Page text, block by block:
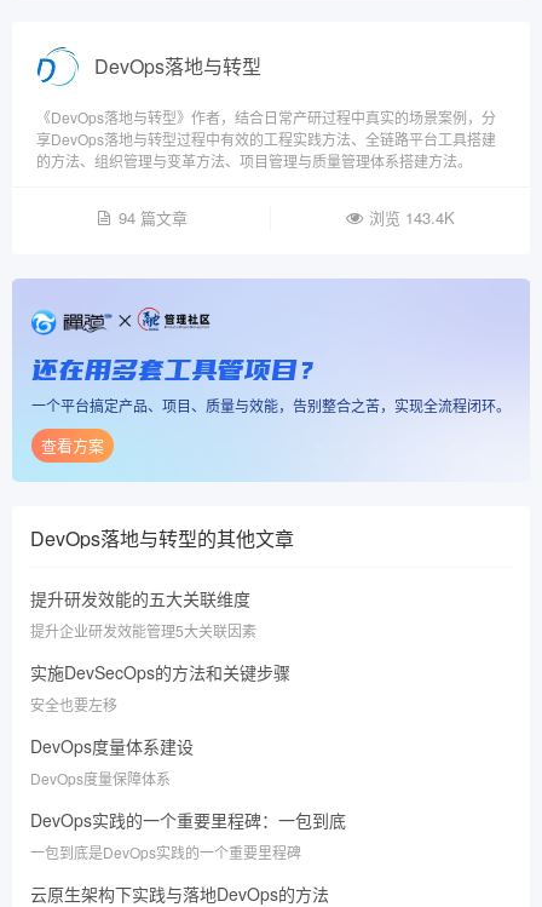
DevOps落地与转型
《DevOps落地与转型》作者，结合日常产研过程中真实的场景案例，分
享DevOps落地与转型过程中有效的工程实践方法、全链路平台工具搭建
的方法、组织管理与变革方法、项目管理与质量管理体系搭建方法。
94 篇文章 浏览 143.4K
还在用多套工具管项目？
一个平台搞定产品、项目、质量与效能，告别整合之苦，实现全流程闭环。
查看方案
DevOps落地与转型的其他文章
提升研发效能的五大关联维度
提升企业研发效能管理5大关联因素
实施DevSecOps的方法和关键步骤
安全也要左移
DevOps度量体系建设
DevOps度量保障体系
DevOps实践的一个重要里程碑：一包到底
一包到底是DevOps实践的一个重要里程碑
云原生架构下实践与落地DevOps的方法